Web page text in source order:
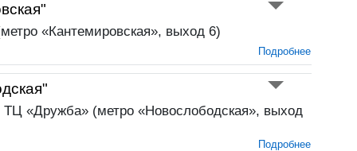
«Кантемировская», выход 6)
Подробнее
«Дружба» (метро «Новослободская», выход
Подробнее